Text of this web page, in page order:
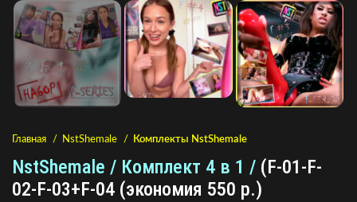
Главная NstShemale Комплекты NstShemale
NstShemale / Комплект 4 в 1 / (F-01-F-
02-F-03+F-04 (экономия 550 р.)